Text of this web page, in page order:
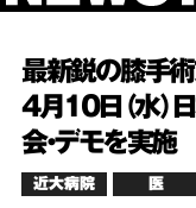
最新鋭の膝手
4月10日（水）
会・デモを実施
近大病院 医